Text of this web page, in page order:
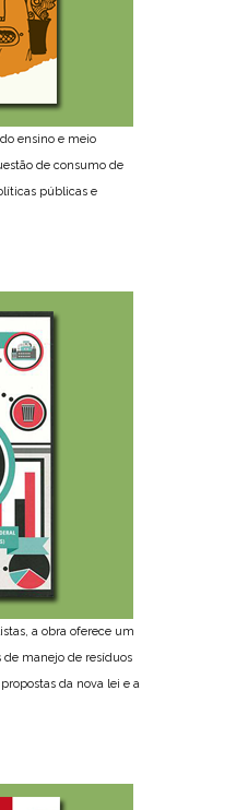
ensino e meio
de consumo de
públicas e
a obra oferece um
de manejo de resíduos
da nova lei e a